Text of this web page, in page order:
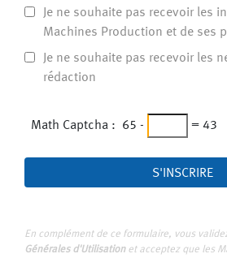
Je ne souhaite pas recevoir les
Machines Production et de ses
Je ne souhaite pas recevoir les
rédaction
Math Captcha : 65 - = 43
S'INSCRIRE
En complément de ce formulaire, vous
Générales d'Utilisationet acceptez que les